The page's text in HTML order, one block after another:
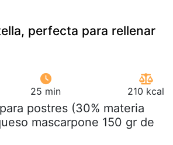
perfecta para rellenar
25 min 210 kcal
postres (30% materia
mascarpone 150 gr de